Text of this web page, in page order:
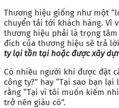
Thương hiệu giống như một
chuyển tải tới khách hàng. Vì
thương hiệu phải là trọng tâm
đích của thương hiệu sẽ trả
ty lại tồn tại hoặc được xây
Có nhiều người khi được đặt
công ty?” hay “Tại sao bạn
rằng “Tại vì tôi muốn kiếm
trở nên giàu có”.